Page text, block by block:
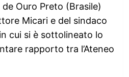
Ouro Preto (Brasile)
Micari e del sindaco
cui si è sottolineato lo
rapporto tra l’Ateneo